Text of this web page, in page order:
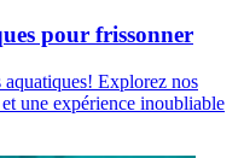
pour frissonner
Explorez nos
une expérience inoubliable